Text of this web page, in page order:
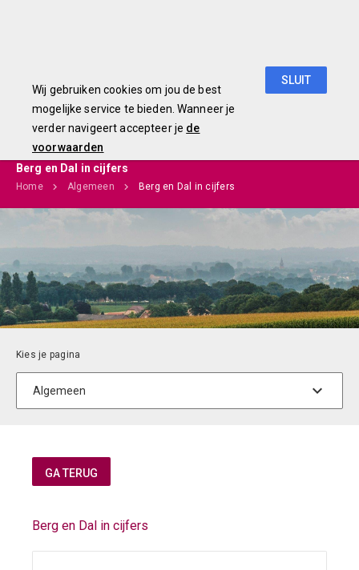
Begroting 2019
Berg en Dal in cijfers
Home Algemeen Berg en Dal in cijfers
Berg en Dal in cijfers
Wij gebruiken cookies om jou de best
mogelijke service te bieden. Wanneer je
verder navigeert accepteer je de
voorwaarden
SLUIT